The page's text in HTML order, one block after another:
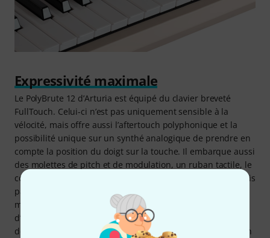
Expressivité maximale
Le PolyBrute 12 d’Arturia est équipé du clavier breveté
FullTouch. Celui-ci n’est pas uniquement sensible à la
vélocité, mais offre aussi l’aftertouch polyphonique et la
possibilité unique sur un synthé analogique de prendre en
compte la position du doigt sur la touche. Il embarque aussi
des molettes de pitch et de modulation, un ruban tactile, le
contrôleur « Morphée » qui peut piloter simultanément trois
paramètres grâce à ses trois axes X, Y et Z. La puissante
matrice de modulation permet une grande liberté
d’affectation des sources de modulation et de leurs
destinations, avec plus de 64 connexions possibles pour un